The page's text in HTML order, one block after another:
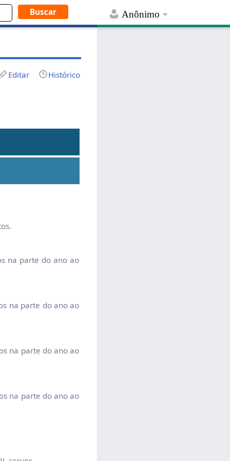
Anônimo
Editar Histórico
na parte do ano ao
na parte do ano ao
na parte do ano ao
na parte do ano ao